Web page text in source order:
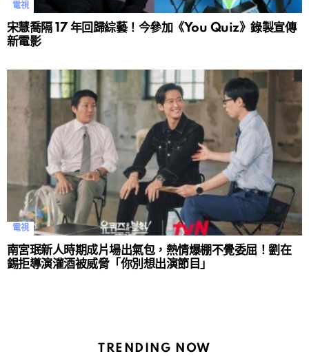
電視
宋慧喬隔 17 年回歸綜藝！今參加《You Quiz》錄製宣傳
新電影
電視
南宮珉新人時期成片場出氣包，熱情爆棚不覺委屈！劉在
錫拒導演灌酒被威脅「你別想出演節目」
TRENDING NOW